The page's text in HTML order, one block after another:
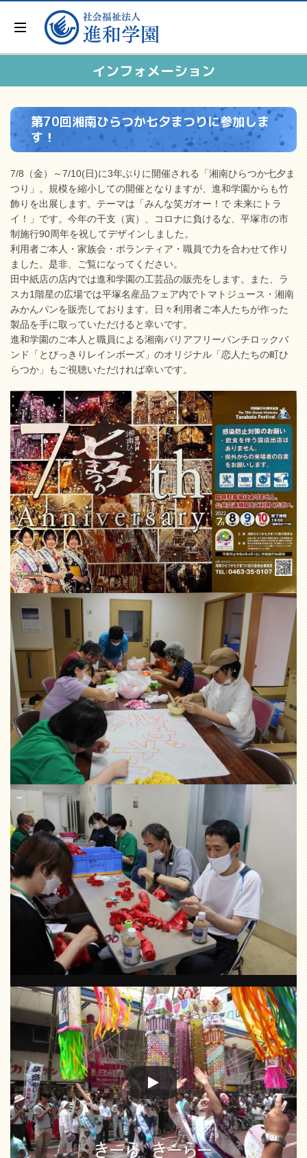
インフォメーション
第70回湘南ひらつか七夕まつりに参加しま
す！
7/8（金）～7/10(日)に3年ぶりに開催される「湘南ひらつか七夕ま
つり」。規模を縮小しての開催となりますが、進和学園からも竹
飾りを出展します。テーマは「みんな笑ガオー！で 未来にトラ
イ！」です。今年の干支（寅）、コロナに負けるな、平塚市の市
制施行90周年を祝してデザインしました。
利用者ご本人・家族会・ボランティア・職員で力を合わせて作り
ました。是非、ご覧になってください。
田中紙店の店内では進和学園の工芸品の販売をします。また、ラ
スカ1階星の広場では平塚名産品フェア内でトマトジュース・湘南
みかんパンを販売しております。日々利用者ご本人たちが作った
製品を手に取っていただけると幸いです。
進和学園のご本人と職員による湘南バリアフリーパンチロックバ
ンド「とびっきりレインボーズ」のオリジナル「恋人たちの町ひ
らつか」もご視聴いただければ幸いです。